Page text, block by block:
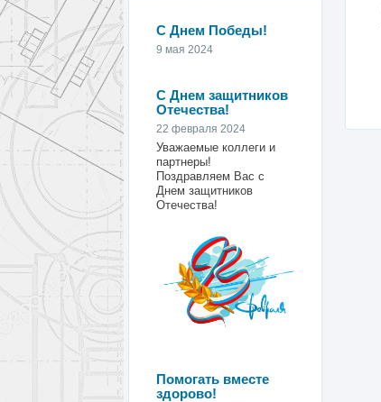
С Днем Победы!
9 мая 2024
С Днем защитников
Отечества!
22 февраля 2024
Уважаемые коллеги и
партнеры!
Поздравляем Вас с
Днем защитников
Отечества!
Помогать вместе
здорово!